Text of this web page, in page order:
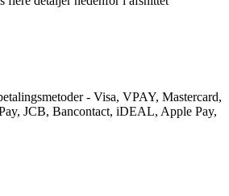
- Visa, VPAY, Mastercard,
JCB, Bancontact, iDEAL, Apple Pay,